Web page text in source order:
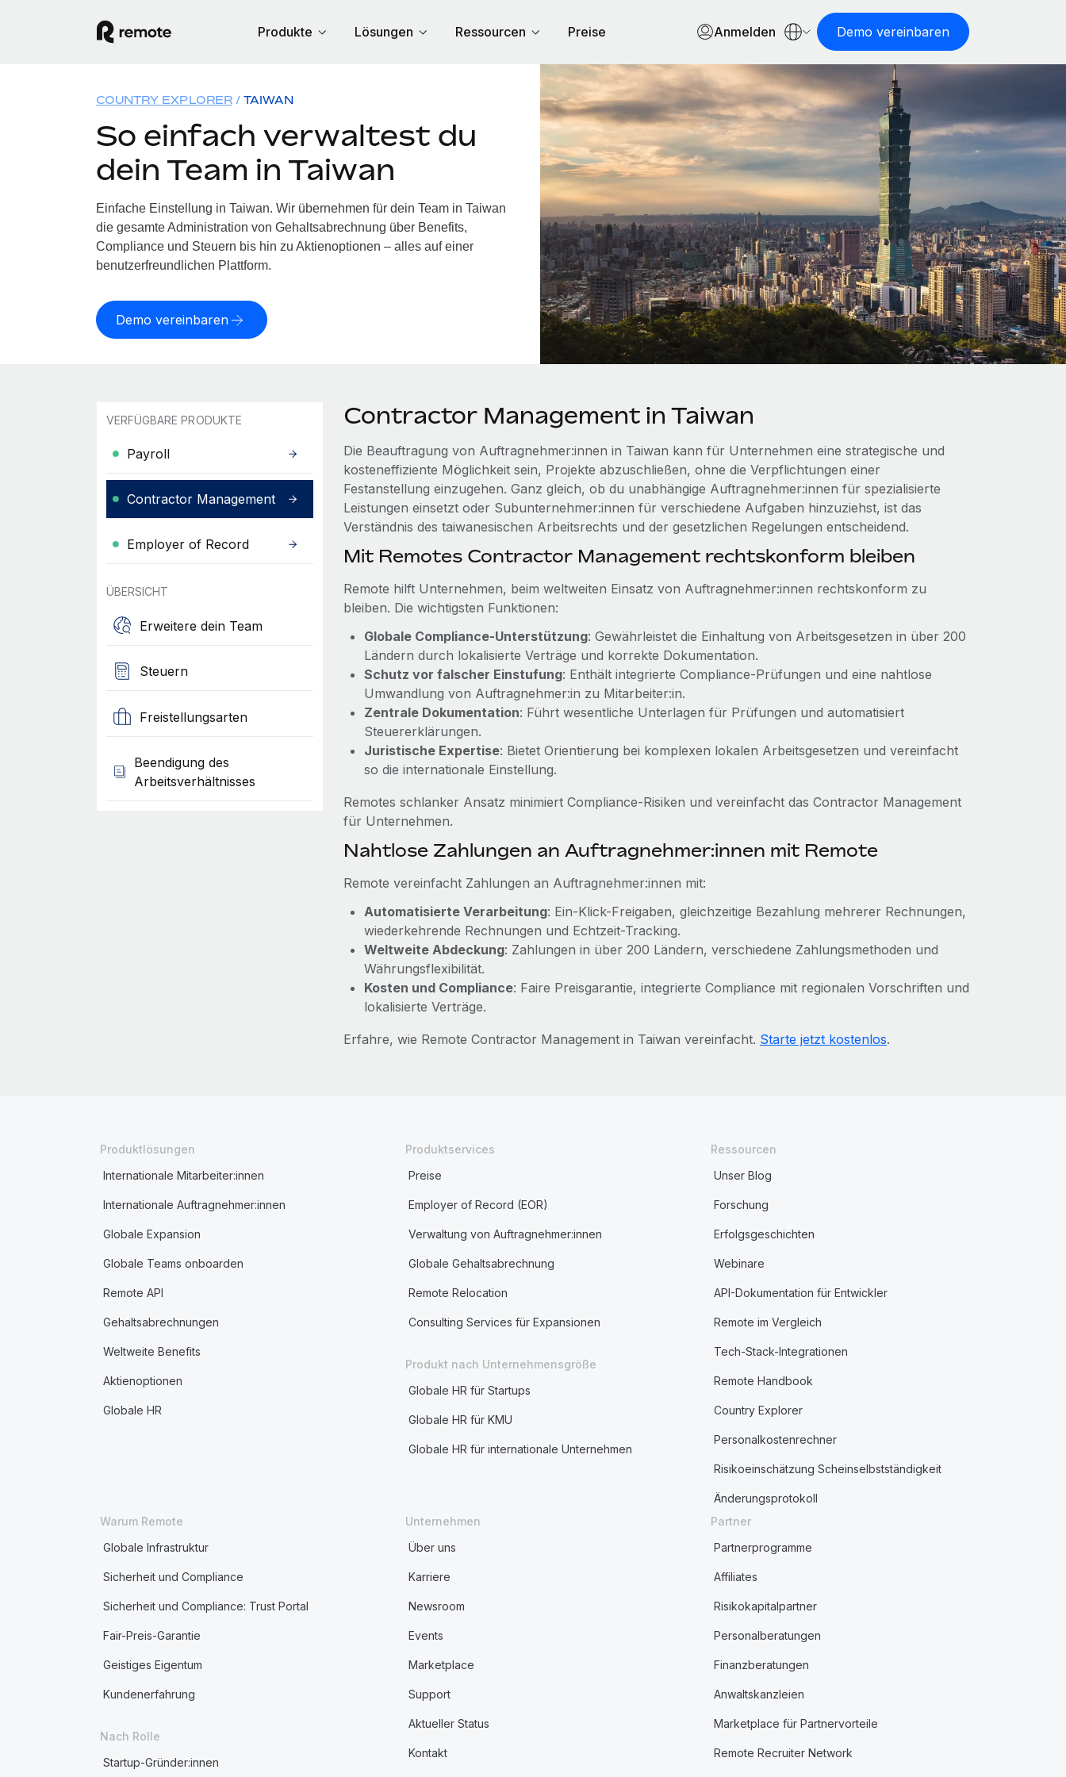
Produkte Lösungen Ressourcen Preise Anmelden Demo vereinbaren
COUNTRY EXPLORER TAIWAN
So einfach verwaltest du
dein Team in Taiwan
Einfache Einstellung in Taiwan. Wir übernehmen für dein Team in Taiwan
die gesamte Administration von Gehaltsabrechnung über Benefits,
Compliance und Steuern bis hin zu Aktienoptionen – alles auf einer
benutzerfreundlichen Plattform.
Demo vereinbaren
VERFÜGBARE PRODUKTE
Payroll
Contractor Management
Employer of Record
ÜBERSICHT
Erweitere dein Team
Steuern
Freistellungsarten
Beendigung des
Arbeitsverhältnisses
Contractor Management in Taiwan
Die Beauftragung von Auftragnehmer:innen in Taiwan kann für Unternehmen eine strategische und
kosteneffiziente Möglichkeit sein, Projekte abzuschließen, ohne die Verpflichtungen einer
Festanstellung einzugehen. Ganz gleich, ob du unabhängige Auftragnehmer:innen für spezialisierte
Leistungen einsetzt oder Subunternehmer:innen für verschiedene Aufgaben hinzuziehst, ist das
Verständnis des taiwanesischen Arbeitsrechts und der gesetzlichen Regelungen entscheidend.
Mit Remotes Contractor Management rechtskonform bleiben
Remote hilft Unternehmen, beim weltweiten Einsatz von Auftragnehmer:innen rechtskonform zu
bleiben. Die wichtigsten Funktionen:
Globale Compliance-Unterstützung: Gewährleistet die Einhaltung von Arbeitsgesetzen in über 200
Ländern durch lokalisierte Verträge und korrekte Dokumentation.
Schutz vor falscher Einstufung: Enthält integrierte Compliance-Prüfungen und eine nahtlose
Umwandlung von Auftragnehmer:in zu Mitarbeiter:in.
Zentrale Dokumentation: Führt wesentliche Unterlagen für Prüfungen und automatisiert
Steuererklärungen.
Juristische Expertise: Bietet Orientierung bei komplexen lokalen Arbeitsgesetzen und vereinfacht
so die internationale Einstellung.
Remotes schlanker Ansatz minimiert Compliance-Risiken und vereinfacht das Contractor Management
für Unternehmen.
Nahtlose Zahlungen an Auftragnehmer:innen mit Remote
Remote vereinfacht Zahlungen an Auftragnehmer:innen mit:
Automatisierte Verarbeitung: Ein-Klick-Freigaben, gleichzeitige Bezahlung mehrerer Rechnungen,
wiederkehrende Rechnungen und Echtzeit-Tracking.
Weltweite Abdeckung: Zahlungen in über 200 Ländern, verschiedene Zahlungsmethoden und
Währungsflexibilität.
Kosten und Compliance: Faire Preisgarantie, integrierte Compliance mit regionalen Vorschriften und
lokalisierte Verträge.
Erfahre, wie Remote Contractor Management in Taiwan vereinfacht. Starte jetzt kostenlos.
Produktlösungen
Internationale Mitarbeiter:innen
Internationale Auftragnehmer:innen
Globale Expansion
Globale Teams onboarden
Remote API
Gehaltsabrechnungen
Weltweite Benefits
Aktienoptionen
Globale HR
Produktservices
Preise
Employer of Record (EOR)
Verwaltung von Auftragnehmer:innen
Globale Gehaltsabrechnung
Remote Relocation
Consulting Services für Expansionen
Produkt nach Unternehmensgröße
Globale HR für Startups
Globale HR für KMU
Globale HR für internationale Unternehmen
Ressourcen
Unser Blog
Forschung
Erfolgsgeschichten
Webinare
API-Dokumentation für Entwickler
Remote im Vergleich
Tech-Stack-Integrationen
Remote Handbook
Country Explorer
Personalkostenrechner
Risikoeinschätzung Scheinselbstständigkeit
Änderungsprotokoll
Warum Remote
Globale Infrastruktur
Sicherheit und Compliance
Sicherheit und Compliance: Trust Portal
Fair-Preis-Garantie
Geistiges Eigentum
Kundenerfahrung
Nach Rolle
Startup-Gründer:innen
Unternehmen
Über uns
Karriere
Newsroom
Events
Marketplace
Support
Aktueller Status
Kontakt
Partner
Partnerprogramme
Affiliates
Risikokapitalpartner
Personalberatungen
Finanzberatungen
Anwaltskanzleien
Marketplace für Partnervorteile
Remote Recruiter Network